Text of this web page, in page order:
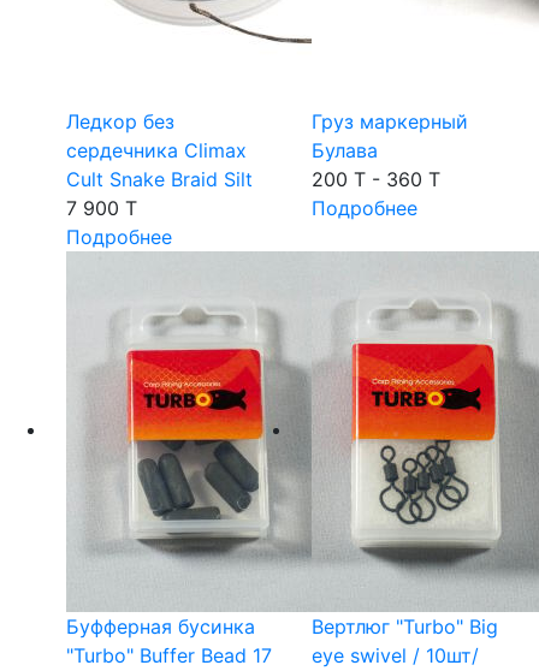
Ледкор без
сердечника Climax
Cult Snake Braid Silt
7 900 T
Подробнее
Груз маркерный
Булава
200 T - 360 T
Подробнее
Буфферная бусинка
"Turbo" Buffer Bead 17
Вертлюг "Turbo" Big
eye swivel / 10шт/